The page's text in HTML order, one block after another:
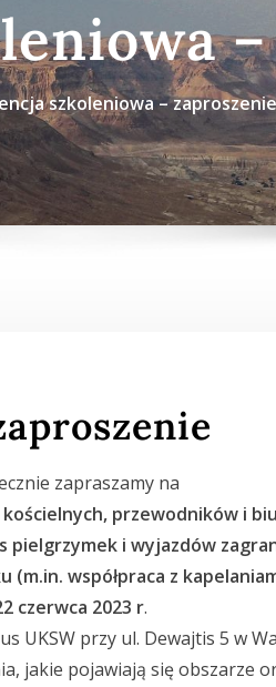
szkoleniowa – zaproszenie
zapraszamy na
przewodników i
pielgrzymek i wyjazdów
(m.in. współpraca z
czerwca 2023 r.
UKSW przy ul. Dewajtis 5 w
jakie pojawiają się obszarze